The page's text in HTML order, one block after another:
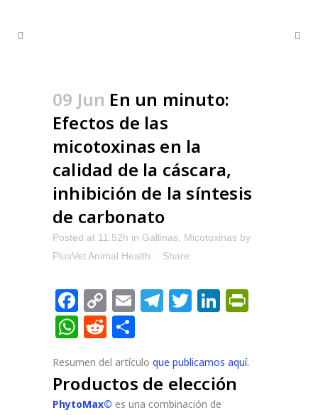
09 Jun En un minuto:
Efectos de las
micotoxinas en la
calidad de la cáscara,
inhibición de la síntesis
de carbonato
Posted at 11:52h in Gallinas Micotoxinas by
PlusVet Animal Health
Share
Facebook
Copy
Link
EmailTelegram
TwitterLinkedIn
WhatsApp
Reddit
Resumen del artículo que publicamos aquí.
Productos de elección
PhytoMax© es una combinación de